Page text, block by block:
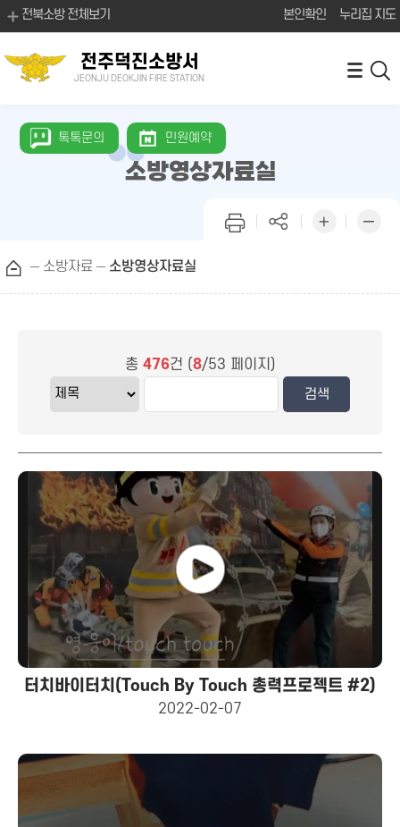
전북소방 전체보기 본인확인 누리집 지도
전주덕진소방서
JEONJU DEOKJIN FIRE STATION
톡톡문의 민원예약
소방영상자료실
소방자료 소방영상자료실
총 476건 (8/53 페이지)
터치바이터치(Touch By Touch 총력프로젝트 #2)
2022-02-07